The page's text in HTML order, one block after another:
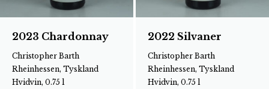
2023 Chardonnay
Christopher Barth
Rheinhessen, Tyskland
Hvidvin, 0.75 l
2022 Silvaner
Christopher Barth
Rheinhessen, Tyskland
Hvidvin, 0.75 l